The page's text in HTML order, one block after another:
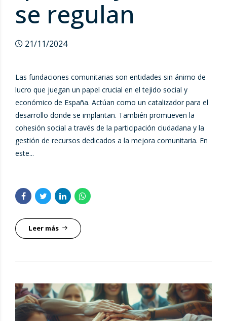
se regulan
21/11/2024
Las fundaciones comunitarias son entidades sin ánimo de
lucro que juegan un papel crucial en el tejido social y
económico de España. Actúan como un catalizador para el
desarrollo donde se implantan. También promueven la
cohesión social a través de la participación ciudadana y la
gestión de recursos dedicados a la mejora comunitaria. En
este...
Leer más